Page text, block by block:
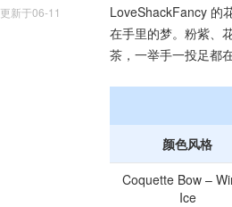
更新于06-11
LoveShackFancy 的
在手里的梦。粉紫、
茶，一举手一投足都
颜色风格
Coquette Bow –
Ice